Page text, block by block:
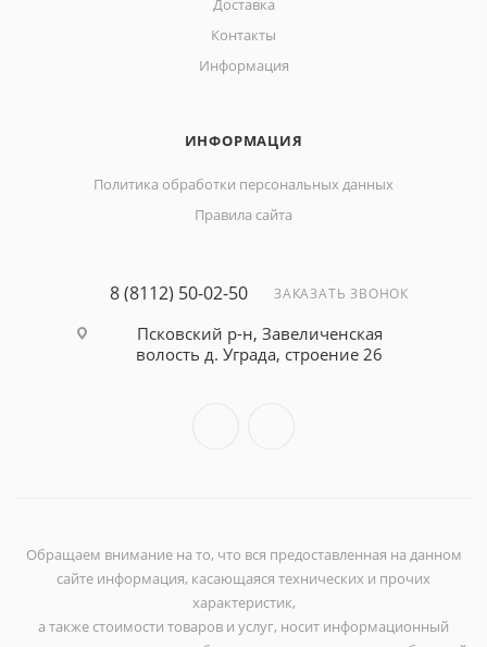
Доставка
Контакты
Информация
ИНФОРМАЦИЯ
Политика обработки персональных данных
Правила сайта
8 (8112) 50-02-50 ЗАКАЗАТЬ ЗВОНОК
Псковский р-н, Завеличенская
волость д. Уграда, строение 26
Обращаем внимание на то, что вся предоставленная на данном
сайте информация, касающаяся технических и прочих
характеристик,
а также стоимости товаров и услуг, носит информационный